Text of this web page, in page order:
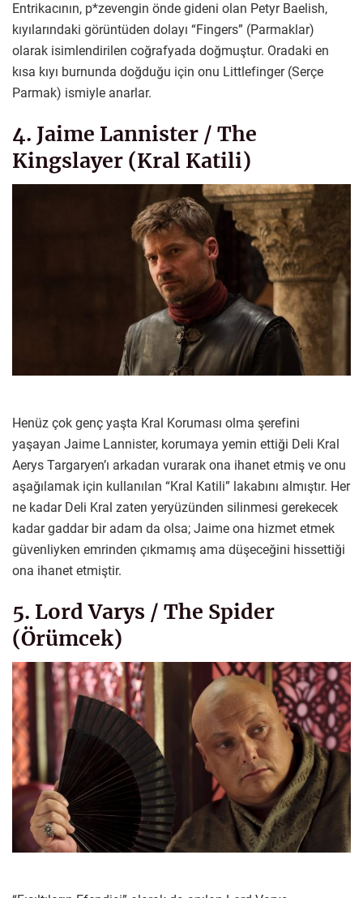
Entrikacının, p*zevengin önde gideni olan Petyr Baelish,
kıyılarındaki görüntüden dolayı “Fingers” (Parmaklar)
olarak isimlendirilen coğrafyada doğmuştur. Oradaki en
kısa kıyı burnunda doğduğu için onu Littlefinger (Serçe
Parmak) ismiyle anarlar.
4. Jaime Lannister / The
Kingslayer (Kral Katili)
Henüz çok genç yaşta Kral Koruması olma şerefini
yaşayan Jaime Lannister, korumaya yemin ettiği Deli Kral
Aerys Targaryen’ı arkadan vurarak ona ihanet etmiş ve onu
aşağılamak için kullanılan “Kral Katili” lakabını almıştır. Her
ne kadar Deli Kral zaten yeryüzünden silinmesi gerekecek
kadar gaddar bir adam da olsa; Jaime ona hizmet etmek
güvenliyken emrinden çıkmamış ama düşeceğini hissettiği
ona ihanet etmiştir.
5. Lord Varys / The Spider
(Örümcek)